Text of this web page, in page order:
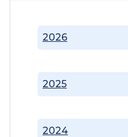
2024
2025
2026